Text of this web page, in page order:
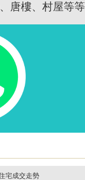
唐樓、村屋等等
宅成交走勢